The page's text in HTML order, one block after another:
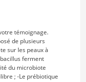
témoignage.
de plusieurs
sur les peaux à
ferment
du microbiote
; -Le prébiotique